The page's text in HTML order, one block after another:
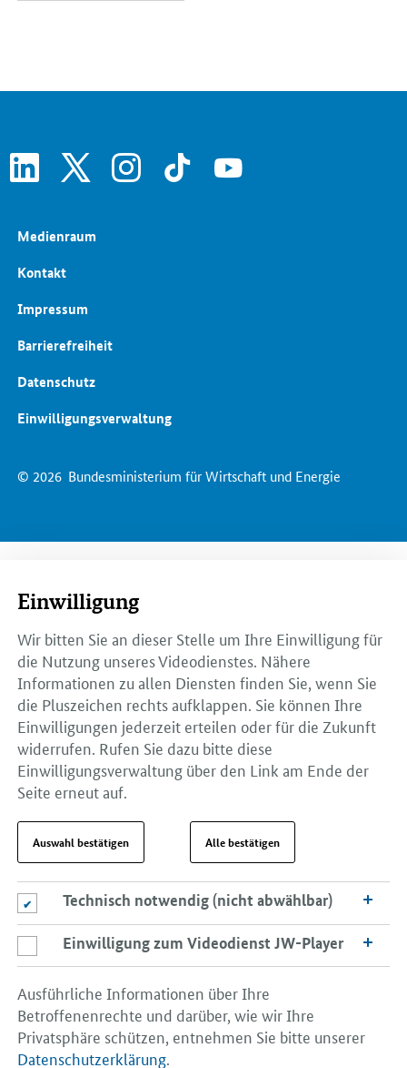
linkedin instagram tiktok youtube
© 2026 Bundesministerium für Wirtschaft und Energie
Medienraum
Kontakt
Impressum
Barrierefreiheit
Datenschutz
Einwilligungsverwaltung
Einwilligung
Wir bitten Sie an dieser Stelle um Ihre Einwilligung für
die Nutzung unseres Videodienstes. Nähere
Informationen zu allen Diensten finden Sie, wenn Sie
die Pluszeichen rechts aufklappen. Sie können Ihre
Einwilligungen jederzeit erteilen oder für die Zukunft
widerrufen. Rufen Sie dazu bitte diese
Einwilligungsverwaltung über den Link am Ende der
Seite erneut auf.
Auswahl bestätigen Alle bestätigen
Technisch notwendig (nicht abwählbar)
Technisch notwendig (nicht abwählbar)
Einwilligung zum Videodienst JW-Player
Einwilligung zum Videodienst JW-Player
Ausführliche Informationen über Ihre
Betroffenenrechte und darüber, wie wir Ihre
Privatsphäre schützen, entnehmen Sie bitte unserer
Datenschutzerklärung.